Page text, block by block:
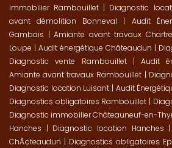
immobilier Rambouillet | Diagnostic
avant démolition Bonneval | Audit
Gambais |Amiante avant travaux
Loupe | Audit énergétique Châteaudun |
Diagnostic vente Rambouillet|Audit
Amiante avant travaux Rambouillet |
Diagnostic location Luisant | Audit
Diagnostics obligatoires Rambouillet |
Diagnostic immobilier Châteauneuf-en-
Hanches | Diagnostic location Hanches |
ChÃ¢teaudun | Diagnostics obligatoires